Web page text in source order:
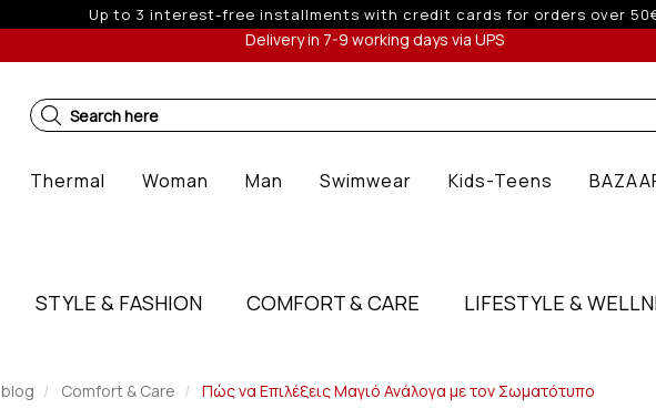
10% off for orders over 250€ for EU & 300€ for non EU
Delivery in 7-9 working days via UPS
Search here
Thermal Woman Man Swimwear Kids-Teens
STYLE & FASHION COMFORT & CARE LIFESTYLE &
blog Comfort & Care Πώς να Επιλέξεις Μαγιό Ανάλογα με τον Σωματότυπο